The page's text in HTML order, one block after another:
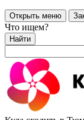
Открыть меню
Что ищем?
Найти